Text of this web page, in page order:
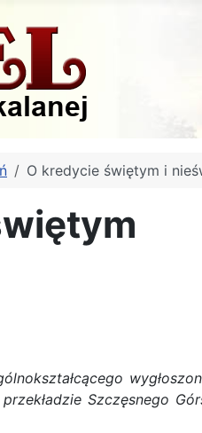
O kredycie świętym i
Szczęsnego